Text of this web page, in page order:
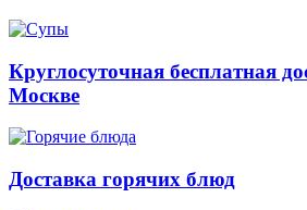
Круглосуточная бесплатная
Москве
Доставка горячих блюд